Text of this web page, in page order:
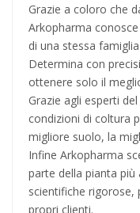
Grazie a coloro che
Arkopharma
di una stessa
Determina con
ottenere solo il
Grazie agli esperti
condizioni di coltura
migliore suolo, la
Infine Arkopharma
parte della pianta più
scientifiche
propri clienti.